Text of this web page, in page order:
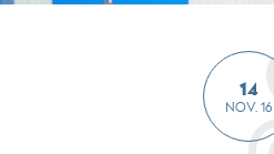
14
NOV. 16